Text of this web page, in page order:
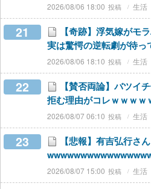
2026/08/06 18:00 生活
21
【奇跡】浮気嫁がモ
実は驚愕の逆転劇が待っ
2026/08/06 18:10 生活
22
【賛否両論】バツイ
拒む理由がコレｗｗｗｗ
2026/08/07 06:10 生活
23
【悲報】有吉弘行さ
2026/08/07 15:00 生活